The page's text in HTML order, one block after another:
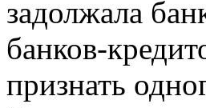
задолжала
банков-
признать